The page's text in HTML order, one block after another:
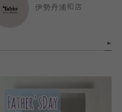
伊勢丹浦和店